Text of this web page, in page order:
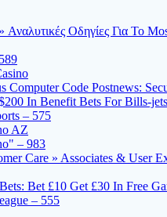
Αναλυτικές Οδηγίες Για Το
Computer Code Postnews:
In Benefit Bets For Bills-
– 575
AZ
– 983
Care » Associates & User
Bet £10 Get £30 In Free
– 555